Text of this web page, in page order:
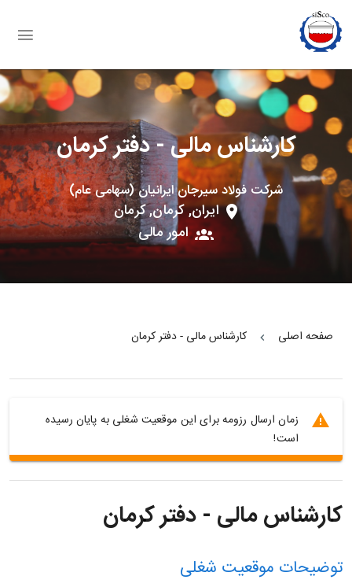
موقعیت های شغلی
وب سایت شرکت
کارشناس مالی - دفتر کرمان
شرکت فولاد سیرجان ایرانیان (سهامی عام)
ایران, کرمان, کرمان
امور مالی
صفحه اصلی کارشناس مالی - دفتر کرمان
زمان ارسال رزومه برای این موقعیت شغلی به پایان رسیده
است!
کارشناس مالی - دفتر کرمان
توضیحات موقعیت شغلی